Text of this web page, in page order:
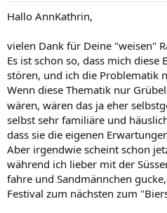
Hallo AnnKathrin,
vielen Dank für Deine "weisen"
Es ist schon so, dass mich diese
stören, und ich die Problematik
Wenn diese Thematik nur
wären, wären das ja eher
selbst sehr familiäre und
dass sie die eigenen
Aber irgendwie scheint schon
während ich lieber mit der
fahre und Sandmännchen
Festival zum nächsten zum